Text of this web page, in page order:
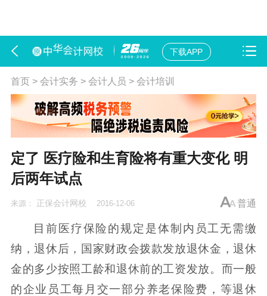
下载APP
首页> 会计实务 > 会计人员 > 会计培训
定了 医疗险和生育险将有重大变化 明
后两年试点
来源： 正保会计网校 2016-12-06 普通
目前医疗保险的规定是体制内员工无需缴
纳，退休后，国家财政会拨款发放退休金，退休
金的多少按照工龄和退休前的工资发放。而一般
的企业员工每月交一部分养老保险费，等退休